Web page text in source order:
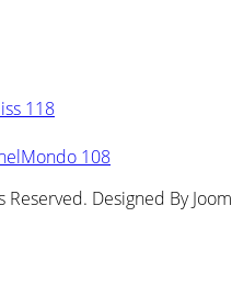
118
108
Designed By